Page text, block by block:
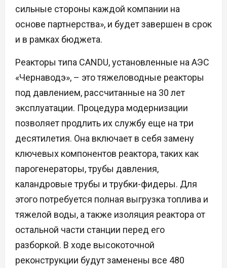
сильные стороны каждой компании на
основе партнерства», и будет завершен в срок
и в рамках бюджета.
Реакторы типа CANDU, установленные на АЭС
«Чернаводэ», – это тяжеловодные реакторы
под давлением, рассчитанные на 30 лет
эксплуатации. Процедура модернизации
позволяет продлить их службу еще на три
десятилетия. Она включает в себя замену
ключевых компонентов реактора, таких как
парогенераторы, трубы давления,
каландровые трубы и трубки-фидеры. Для
этого потребуется полная выгрузка топлива и
тяжелой воды, а также изоляция реактора от
остальной части станции перед его
разборкой. В ходе высокоточной
реконструкции будут заменены все 480